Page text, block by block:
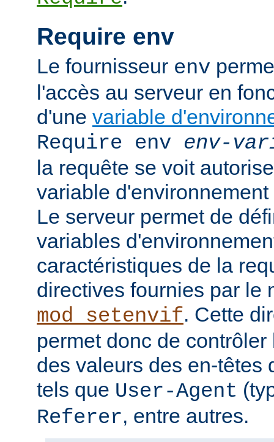
Require env
Le fournisseur env
l'accès au serveur en
d'une variable
Require env env-
la requête se voit
variable d'environnement
Le serveur permet de
variables
caractéristiques de la
directives fournies par le
mod_setenvif. Cette
permet donc de
des valeurs des en-têtes
tels que User-Agent
Referer, entre autres.